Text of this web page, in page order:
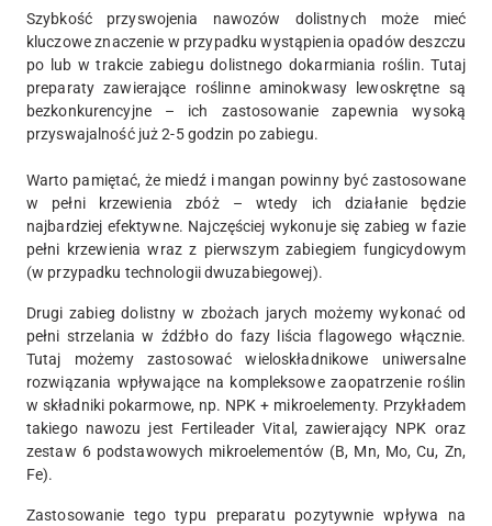
Szybkość przyswojenia nawozów dolistnych może mieć
kluczowe znaczenie w przypadku wystąpienia opadów deszczu
po lub w trakcie zabiegu dolistnego dokarmiania roślin. Tutaj
preparaty zawierające roślinne aminokwasy lewoskrętne są
bezkonkurencyjne – ich zastosowanie zapewnia wysoką
przyswajalność już 2-5 godzin po zabiegu.
Warto pamiętać, że miedź i mangan powinny być zastosowane
w pełni krzewienia zbóż – wtedy ich działanie będzie
najbardziej efektywne. Najczęściej wykonuje się zabieg w fazie
pełni krzewienia wraz z pierwszym zabiegiem fungicydowym
(w przypadku technologii dwuzabiegowej).
Drugi zabieg dolistny w zbożach jarych możemy wykonać od
pełni strzelania w źdźbło do fazy liścia flagowego włącznie.
Tutaj możemy zastosować wieloskładnikowe uniwersalne
rozwiązania wpływające na kompleksowe zaopatrzenie roślin
w składniki pokarmowe, np. NPK + mikroelementy. Przykładem
takiego nawozu jest Fertileader Vital, zawierający NPK oraz
zestaw 6 podstawowych mikroelementów (B, Mn, Mo, Cu, Zn,
Fe).
Zastosowanie tego typu preparatu pozytywnie wpływa na